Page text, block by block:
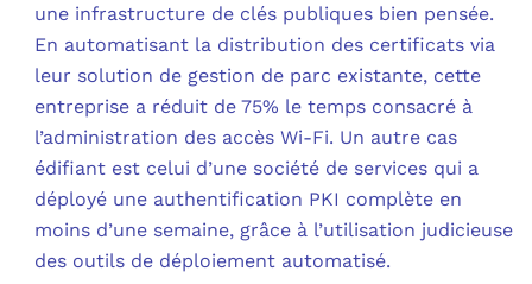
une infrastructure de clés publiques bien pensée.
En automatisant la distribution des certificats via
leur solution de gestion de parc existante, cette
entreprise a réduit de 75% le temps consacré à
l’administration des accès Wi-Fi. Un autre cas
édifiant est celui d’une société de services qui a
déployé une authentification PKI complète en
moins d’une semaine, grâce à l’utilisation judicieuse
des outils de déploiement automatisé.